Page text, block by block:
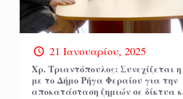
21 Ιανουαρίου, 2025
Χρ. Τριαντόπουλος: Συνεχίζεται
με το Δήμο Ρήγα Φεραίου για την
αποκατάσταση ζημιών σε δίκτυα